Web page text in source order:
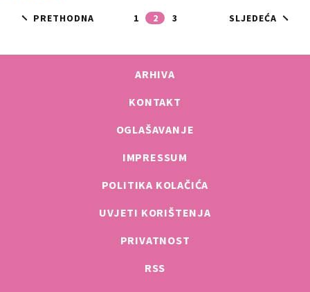
PRETHODNA 1 2 3 SLJEDEĆA
ARHIVA
KONTAKT
OGLAŠAVANJE
IMPRESSUM
POLITIKA KOLAČIĆA
UVJETI KORIŠTENJA
PRIVATNOST
RSS